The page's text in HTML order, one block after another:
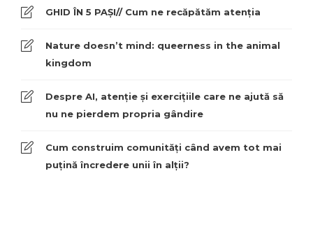
GHID ÎN 5 PAȘI// Cum ne recăpătăm atenția
Nature doesn’t mind: queerness in the animal
kingdom
Despre AI, atenție și exercițiile care ne ajută să
nu ne pierdem propria gândire
Cum construim comunități când avem tot mai
puțină încredere unii în alții?